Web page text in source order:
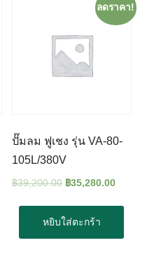
ลดราคา!
ปั๊มลม ฟูเชง รุ่น VA-80-
105L/380V
฿39,200.00 ฿35,280.00
หยิบใส่ตะกร้า